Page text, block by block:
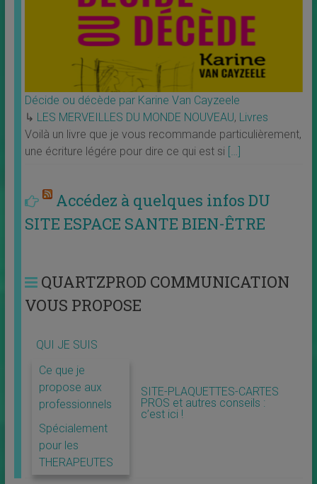
Décide ou décède par Karine Van Cayzeele
↳ LES MERVEILLES DU MONDE NOUVEAU, Livres
Voilà un livre que je vous recommande particulièrement,
une écriture légére pour dire ce qui est si […]
Accédez à quelques infos DU
SITE ESPACE SANTE BIEN-ÊTRE
QUARTZPROD COMMUNICATION
VOUS PROPOSE
QUI JE SUIS
Ce que je
propose aux
professionnels
Spécialement
pour les
THERAPEUTES
SITE-PLAQUETTES-CARTES
PROS et autres conseils :
c’est ici !